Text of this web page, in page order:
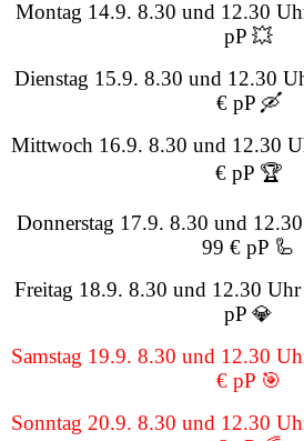
Montag 14.9. 8.30 und 12.30
pP 💥
Dienstag 15.9. 8.30 und 12.30
€ pP 🛶
Mittwoch 16.9. 8.30 und 12.30
€ pP 🏆
Donnerstag 17.9. 8.30 und
99 € pP 🦾
Freitag 18.9. 8.30 und 12.30
pP 💎
Samstag 19.9. 8.30 und 12.30
€ pP 🎯
Sonntag 20.9. 8.30 und 12.30